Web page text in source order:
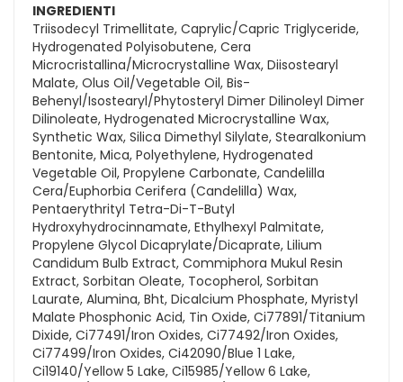
INGREDIENTI
Triisodecyl Trimellitate, Caprylic/Capric Triglyceride,
Hydrogenated Polyisobutene, Cera
Microcristallina/Microcrystalline Wax, Diisostearyl
Malate, Olus Oil/Vegetable Oil, Bis-
Behenyl/Isostearyl/Phytosteryl Dimer Dilinoleyl Dimer
Dilinoleate, Hydrogenated Microcrystalline Wax,
Synthetic Wax, Silica Dimethyl Silylate, Stearalkonium
Bentonite, Mica, Polyethylene, Hydrogenated
Vegetable Oil, Propylene Carbonate, Candelilla
Cera/Euphorbia Cerifera (Candelilla) Wax,
Pentaerythrityl Tetra-Di-T-Butyl
Hydroxyhydrocinnamate, Ethylhexyl Palmitate,
Propylene Glycol Dicaprylate/Dicaprate, Lilium
Candidum Bulb Extract, Commiphora Mukul Resin
Extract, Sorbitan Oleate, Tocopherol, Sorbitan
Laurate, Alumina, Bht, Dicalcium Phosphate, Myristyl
Malate Phosphonic Acid, Tin Oxide, Ci77891/Titanium
Dixide, Ci77491/Iron Oxides, Ci77492/Iron Oxides,
Ci77499/Iron Oxides, Ci42090/Blue 1 Lake,
Ci19140/Yellow 5 Lake, Ci15985/Yellow 6 Lake,